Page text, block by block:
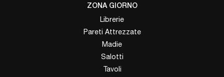
ZONA GIORNO
Librerie
Pareti Attrezzate
Madie
Salotti
Tavoli